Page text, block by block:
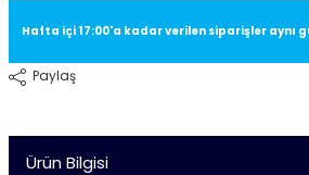
Hafta içi 17:00'a kadar verilen siparişler aynı
Paylaş
Ürün Bilgisi